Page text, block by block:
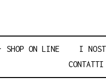
SHOP ON LINE I